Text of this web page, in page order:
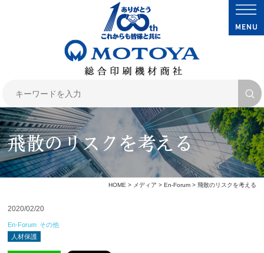
飛散のリスクを考える
HOME> メディア > En-Forum> 飛散のリスクを考える
2020/02/20
En-Forum その他
人材保護